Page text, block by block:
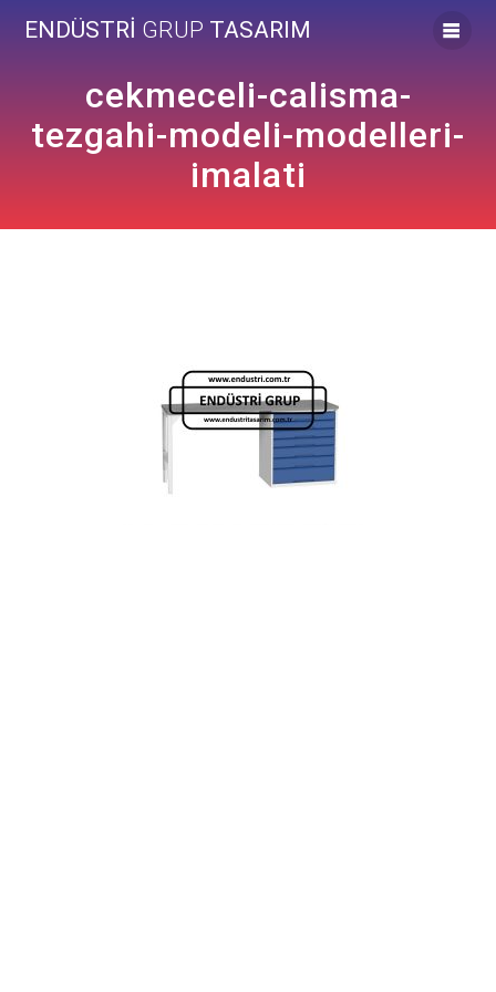
to
ENDÜSTRİ GRUP TASARIM
cekmeceli-calisma-
tezgahi-modeli-modelleri-
imalati